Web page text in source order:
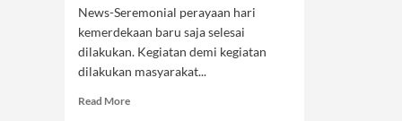
News-Seremonial perayaan hari
kemerdekaan baru saja selesai
dilakukan. Kegiatan demi kegiatan
dilakukan masyarakat...
Read MoreRead